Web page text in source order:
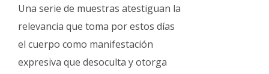
Una serie de muestras atestiguan la
relevancia que toma por estos días
el cuerpo como manifestación
expresiva que desoculta y otorga